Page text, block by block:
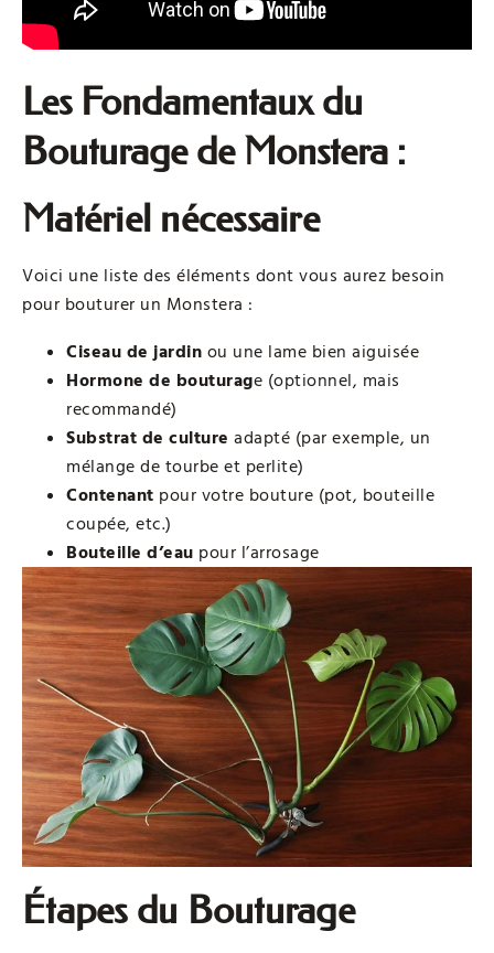
Les Fondamentaux du
Bouturage de Monstera :
Matériel nécessaire
Voici une liste des éléments dont vous aurez besoin
pour bouturer un Monstera :
Ciseau de jardin ou une lame bien aiguisée
Hormone de bouturage (optionnel, mais
recommandé)
Substrat de culture adapté (par exemple, un
mélange de tourbe et perlite)
Contenant pour votre bouture (pot, bouteille
coupée, etc.)
Bouteille d’eau pour l’arrosage
Étapes du Bouturage